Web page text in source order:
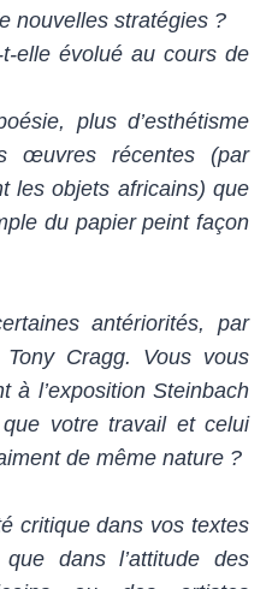
nouvelles stratégies ?
elle évolué au cours de
plus d’esthétisme
œuvres récentes (par
les objets africains) que
du papier peint façon
antériorités, par
Cragg. Vous vous
à l’exposition Steinbach
votre travail et celui
de même nature ?
critique dans vos textes
dans l’attitude des